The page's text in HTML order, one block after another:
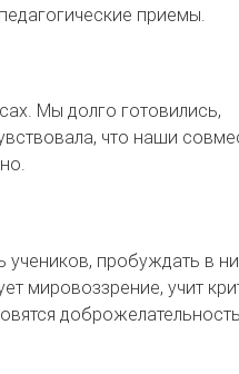
приемы.
Мы долго готовились,
что наши
учеников, пробуждать в
мировоззрение, учит